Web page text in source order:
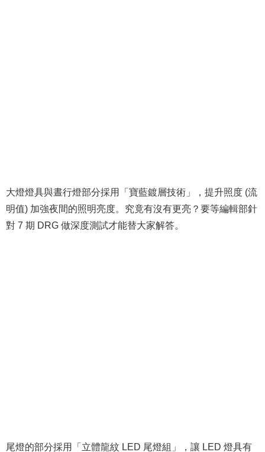
大燈燈具與晝行燈部分採用「寶藍鍍層技術」，提升照度 (流
明值) 加強夜間的照明亮度。究竟有沒有更亮？要等編輯部針
對 7 期 DRG 做深度測試才能替大家解答。
尾燈的部分採用「立體龍紋 LED 尾燈組」，讓 LED 燈具有